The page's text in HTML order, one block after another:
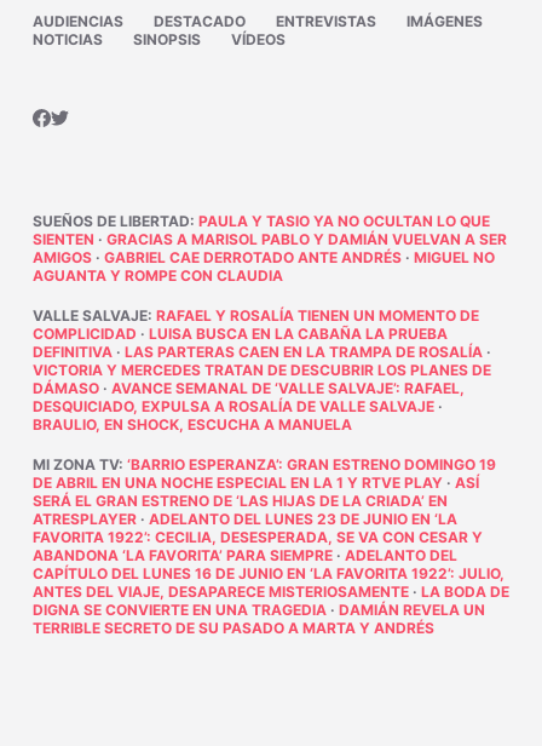
AUDIENCIAS DESTACADO ENTREVISTAS
IMÁGENES
NOTICIAS
SINOPSIS VÍDEOS
SUEÑOS DE LIBERTAD: PAULA Y TASIO YA NO OCULTAN LO QUE
SIENTEN · GRACIAS A MARISOL PABLO Y DAMIÁN VUELVAN A SER
AMIGOS· GABRIEL CAE DERROTADO ANTE ANDRÉS· MIGUEL NO
AGUANTA Y ROMPE CON CLAUDIA
VALLE SALVAJE: RAFAEL Y ROSALÍA TIENEN UN MOMENTO DE
COMPLICIDAD · LUISA BUSCA EN LA CABAÑA LA PRUEBA
DEFINITIVA· LAS PARTERAS CAEN EN LA TRAMPA DE ROSALÍA·
VICTORIA Y MERCEDES TRATAN DE DESCUBRIR LOS PLANES DE
DÁMASO· AVANCE SEMANAL DE ‘VALLE SALVAJE’: RAFAEL,
DESQUICIADO, EXPULSA A ROSALÍA DE VALLE SALVAJE·
BRAULIO, EN SHOCK, ESCUCHA A MANUELA
MI ZONA TV: ‘BARRIO ESPERANZA’: GRAN ESTRENO DOMINGO 19
DE ABRIL EN UNA NOCHE ESPECIAL EN LA 1 Y RTVE PLAY· ASÍ
SERÁ EL GRAN ESTRENO DE ‘LAS HIJAS DE LA CRIADA’ EN
ATRESPLAYER· ADELANTO DEL LUNES 23 DE JUNIO EN ‘LA
FAVORITA 1922’: CECILIA, DESESPERADA, SE VA CON CESAR Y
ABANDONA ‘LA FAVORITA’ PARA SIEMPRE· ADELANTO DEL
CAPÍTULO DEL LUNES 16 DE JUNIO EN ‘LA FAVORITA 1922’: JULIO,
ANTES DEL VIAJE, DESAPARECE MISTERIOSAMENTE· LA BODA DE
DIGNA SE CONVIERTE EN UNA TRAGEDIA· DAMIÁN REVELA UN
TERRIBLE SECRETO DE SU PASADO A MARTA Y ANDRÉS